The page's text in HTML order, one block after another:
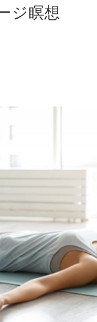
ジ瞑想